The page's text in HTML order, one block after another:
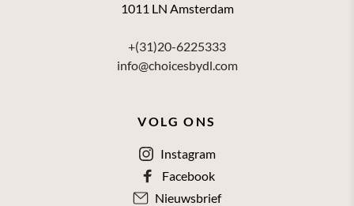
1011 LN Amsterdam
+(31)20-6225333
info@choicesbydl.com
VOLG ONS
Instagram
Facebook
Nieuwsbrief